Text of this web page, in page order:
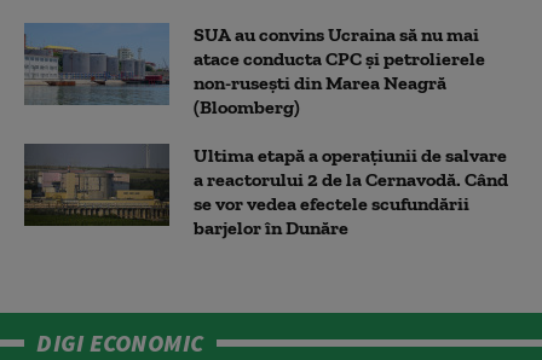
SUA au convins Ucraina să nu mai
atace conducta CPC şi petrolierele
non-ruseşti din Marea Neagră
(Bloomberg)
Ultima etapă a operațiunii de salvare
a reactorului 2 de la Cernavodă. Când
se vor vedea efectele scufundării
barjelor în Dunăre
DIGI ECONOMIC